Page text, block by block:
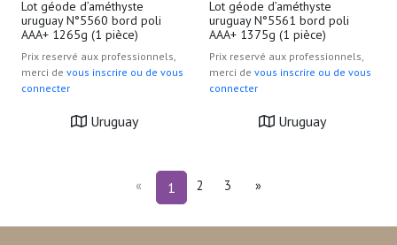
Lot géode d’améthyste
uruguay N°5560 bord poli
AAA+ 1265g (1 pièce)
Prix reservé aux professionnels,
merci de vous inscrire ou de vous
connecter
Uruguay
Lot géode d’améthyste
uruguay N°5561 bord poli
AAA+ 1375g (1 pièce)
Prix reservé aux professionnels,
merci de vous inscrire ou de vous
connecter
Uruguay
« 1 2 3 »